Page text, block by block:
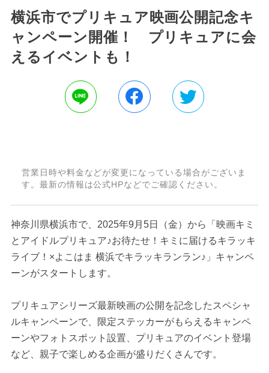
横浜市でプリキュア映画公開記念キ
ャンペーン開催！ プリキュアに会
えるイベントも！
営業日時や料金などが変更になっている場合がございま
す。最新の情報は公式HPなどでご確認ください。
神奈川県横浜市で、2025年9月5日（金）から「映画キミ
とアイドルプリキュア♪お待たせ！キミに届けるキラッキ
ライブ！×よこはま 横浜でキラッキランラン♪」キャンペ
ーンがスタートします。
プリキュアシリーズ最新映画の公開を記念したスペシャ
ルキャンペーンで、限定ステッカーがもらえるキャンペ
ーンやフォトスポット設置、プリキュアのイベント登場
など、親子で楽しめる企画が盛りだくさんです。